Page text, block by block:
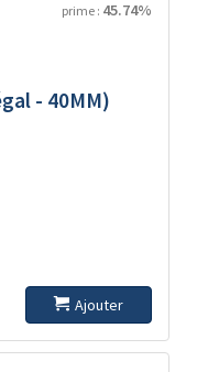
prime : 45.74%
- 40MM)
Ajouter